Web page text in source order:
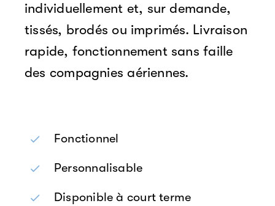
individuellement et, sur demande,
tissés, brodés ou imprimés. Livraison
rapide, fonctionnement sans faille
des compagnies aériennes.
Fonctionnel
Personnalisable
Disponible à court terme